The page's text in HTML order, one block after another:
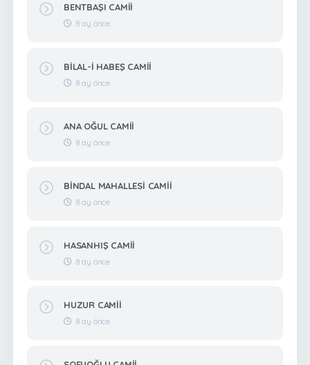
BENTBAŞI CAMİİ
8 ay önce
BİLAL-İ HABEŞ CAMİİ
8 ay önce
ANA OĞUL CAMİİ
8 ay önce
BİNDAL MAHALLESİ CAMİİ
8 ay önce
HASANHIŞ CAMİİ
8 ay önce
HUZUR CAMİİ
8 ay önce